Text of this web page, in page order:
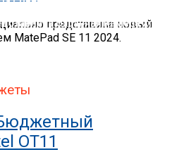
Охранная Камера
представила новый
MatePad SE 11 2024.
OT11